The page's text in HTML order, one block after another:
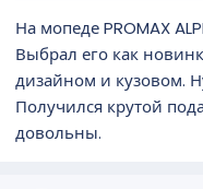
На мопеде PROMAX
Выбрал его как
дизайном и кузовом.
Получился крутой
довольны.